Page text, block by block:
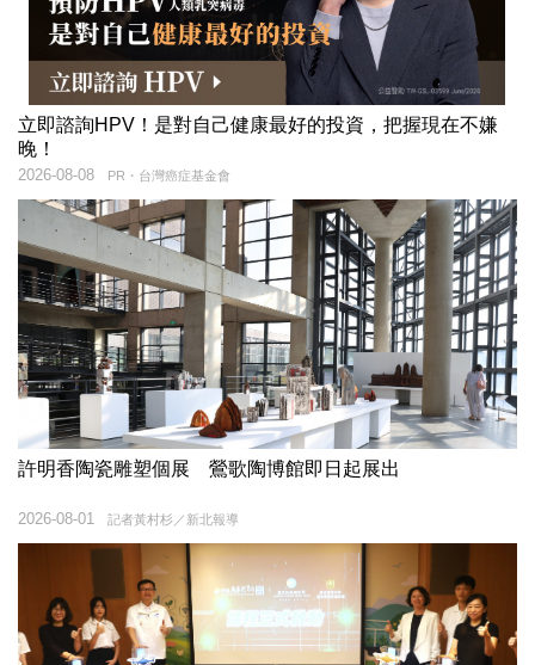
立即諮詢HPV！是對自己健康最好的投資，把握現在不嫌
晚！
PR・台灣癌症基金會
2026-08-08
許明香陶瓷雕塑個展 鶯歌陶博館即日起展出
記者黃村杉／新北報導
2026-08-01